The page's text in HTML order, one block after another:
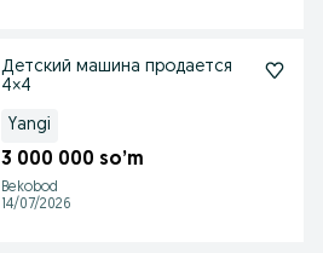
Детский машина продается
4×4
Yangi
3 000 000 so’m
Bekobod
14/07/2026